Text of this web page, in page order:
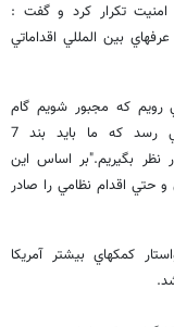
تكرار كرد و گفت :
بين المللي اقداماتي
كه مجبور شويم گام
بعدي را برداريم. اين مسئله منطقي به نظر مي رسد كه ما بايد بند 7
نظر بگيريم."بر اساس اين
و حتي اقدام نظامي را صادر
كمكهاي بيشتر آمريكا